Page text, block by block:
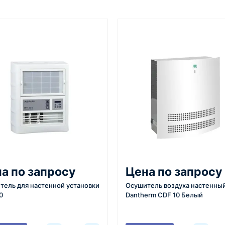
60
с
товара,
и условия
оборудование,
рассчитываем стоимость
4
готовим счёт,
принимаем
по запросу
для настенной установки
Цена по запросу
Осушитель воздуха
Dantherm CDF 10 Белый